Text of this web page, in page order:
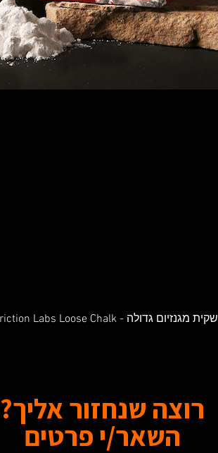
Quick ViewFriction Labs Loose Chalk - שקית מגנזיום גדולה
רוצה שנחזור אליך?
השאר/י פרטים